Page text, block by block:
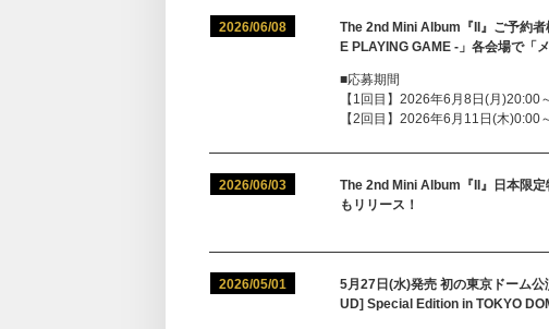
2026/06/08
The 2nd Mini Album『II』ご予約
E PLAYING GAME -」各会場で「
■応募期間
【1回目】2026年6月8日(月)20:00
【2回目】2026年6月11日(木)0:00
2026/06/03
The 2nd Mini Album『II』日本限
もリリース！
2026/05/01
5月27日(水)発売 初の東京ドーム
UD] Special Edition in TOKYO